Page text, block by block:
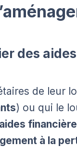
des aides
de leur
) ou qui le
à la